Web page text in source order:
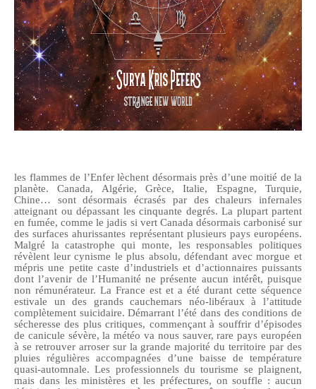
les flammes de l’Enfer lèchent désormais près d’une moitié de la
planète. Canada, Algérie, Grèce, Italie, Espagne, Turquie,
Chine… sont désormais écrasés par des chaleurs infernales
atteignant ou dépassant les cinquante degrés. La plupart partent
en fumée, comme le jadis si vert Canada désormais carbonisé sur
des surfaces ahurissantes représentant plusieurs pays européens.
Malgré la catastrophe qui monte, les responsables politiques
révèlent leur cynisme le plus absolu, défendant avec morgue et
mépris une petite caste d’industriels et d’actionnaires puissants
dont l’avenir de l’Humanité ne présente aucun intérêt, puisque
non rémunérateur. La France est et a été durant cette séquence
estivale un des grands cauchemars néo-libéraux à l’attitude
complètement suicidaire. Démarrant l’été dans des conditions de
sécheresse des plus critiques, commençant à souffrir d’épisodes
de canicule sévère, la météo va nous sauver, rare pays européen
à se retrouver arroser sur la grande majorité du territoire par des
pluies régulières accompagnées d’une baisse de température
quasi-automnale. Les professionnels du tourisme se plaignent,
mais dans les ministères et les préfectures, on souffle : aucun